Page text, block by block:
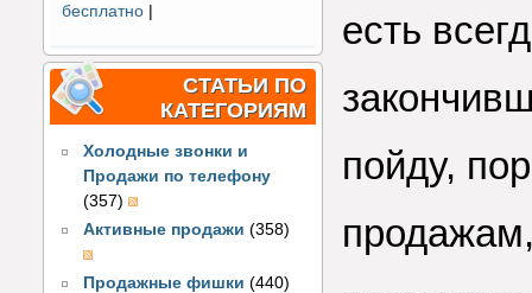
бесплатно |
СТАТЬИ ПО
КАТЕГОРИЯМ
Холодные звонки и
Продажи по телефону
(357)
Активные продажи (358)
Продажные фишки (440)
есть
пойду,